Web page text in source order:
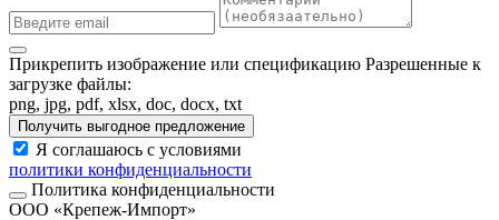
Прикрепить изображение или спецификацию Разрешенные к
загрузке файлы:
png, jpg, pdf, xlsx, doc, docx, txt
Получить выгодное предложение
Я соглашаюсь с условиями
политики конфиденциальности
Политика конфиденциальности
ООО «Крепеж-Импорт»